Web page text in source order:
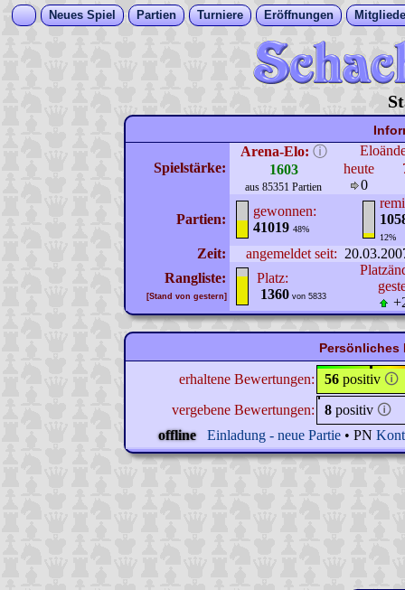
Neues Spiel Partien Turniere Eröffnungen
Spielstärke:
Arena-Elo: ⓘ
1603
aus 85351 Partien
heute
0
Partien:
gewonnen:
41019 48%
12%
Zeit: angemeldet seit:
Rangliste:
[Stand von gestern]
Platz:
1360 von 5833
Persönliches
erhaltene Bewertungen: 56 positiv 🛈
vergebene Bewertungen:
8 positiv 🛈
offline
Einladung - neue Partie • PN